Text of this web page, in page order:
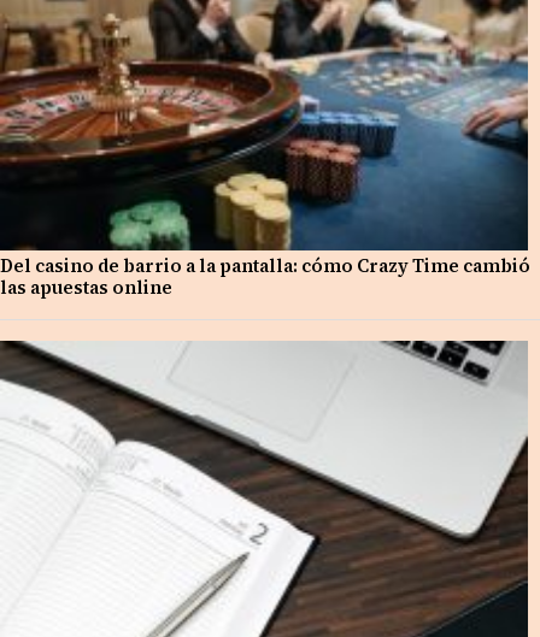
Del casino de barrio a la pantalla: cómo Crazy Time cambió
las apuestas online